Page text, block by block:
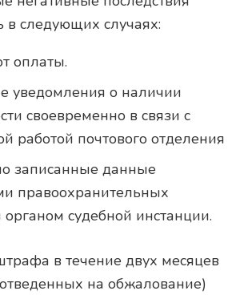
в следующих случаях:
оплаты.
уведомления о наличии
своевременно в связи с
работой почтового отделения
записанные данные
правоохранительных
судебной инстанции.
в течение двух месяцев
на обжалование)